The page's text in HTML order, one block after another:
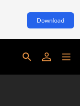
Download